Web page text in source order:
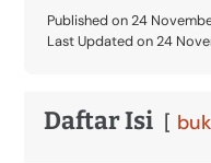
Published on 24
Last Updated on 24
Daftar Isi